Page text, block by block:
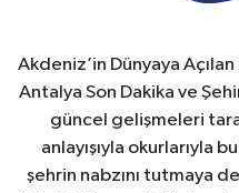
Akdeniz’in Dünyaya
Antalya Son Dakika ve
güncel gelişmeleri
anlayışıyla okurlarıyla
şehrin nabzını tutmaya